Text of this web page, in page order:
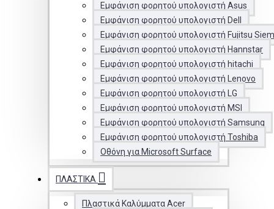
Εμφάνιση φορητού υπολογιστή Asus
Εμφάνιση φορητού υπολογιστή Dell
Εμφάνιση φορητού υπολογιστή Fujitsu
Εμφάνιση φορητού υπολογιστή Hannstar
Εμφάνιση φορητού υπολογιστή hitachi
Εμφάνιση φορητού υπολογιστή Lenovo
Εμφάνιση φορητού υπολογιστή LG
Εμφάνιση φορητού υπολογιστή MSI
Εμφάνιση φορητού υπολογιστή Samsung
Εμφάνιση φορητού υπολογιστή Toshiba
Οθόνη για Microsoft Surface
ΠΛΑΣΤΙΚΆ
Πλαστικά Καλύμματα Acer